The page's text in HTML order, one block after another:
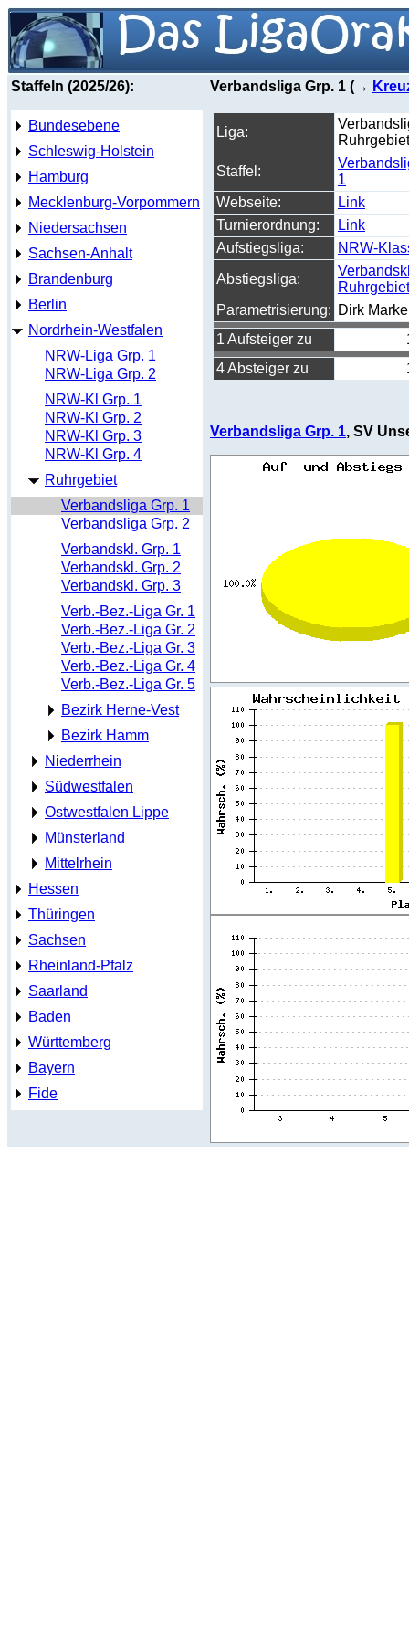
Staffeln (2025/26):
Bundesebene
Schleswig-Holstein
Hamburg
Mecklenburg-Vorpommern
Niedersachsen
Sachsen-Anhalt
Brandenburg
Berlin
Nordrhein-Westfalen
NRW-Liga Grp. 1
NRW-Liga Grp. 2
NRW-Kl Grp. 1
NRW-Kl Grp. 2
NRW-Kl Grp. 3
NRW-Kl Grp. 4
Ruhrgebiet
Verbandsliga Grp. 1
Verbandsliga Grp. 2
Verbandskl. Grp. 1
Verbandskl. Grp. 2
Verbandskl. Grp. 3
Verb.-Bez.-Liga Gr. 1
Verb.-Bez.-Liga Gr. 2
Verb.-Bez.-Liga Gr. 3
Verb.-Bez.-Liga Gr. 4
Verb.-Bez.-Liga Gr. 5
Bezirk Herne-Vest
Bezirk Hamm
Niederrhein
Südwestfalen
Ostwestfalen Lippe
Münsterland
Mittelrhein
Hessen
Thüringen
Sachsen
Rheinland-Pfalz
Saarland
Baden
Württemberg
Bayern
Fide
Verbandsliga Grp. 1 (→
Liga:
Ruhrgebiet
Staffel:
1
Webseite:
Link
Turnierordnung:
Link
Aufstiegsliga:
NRW-
Abstiegsliga:
Ruhrgebiet
Parametrisierung: Dirk
1 Aufsteiger zu
4 Absteiger zu
Verbandsliga Grp. 1, SV